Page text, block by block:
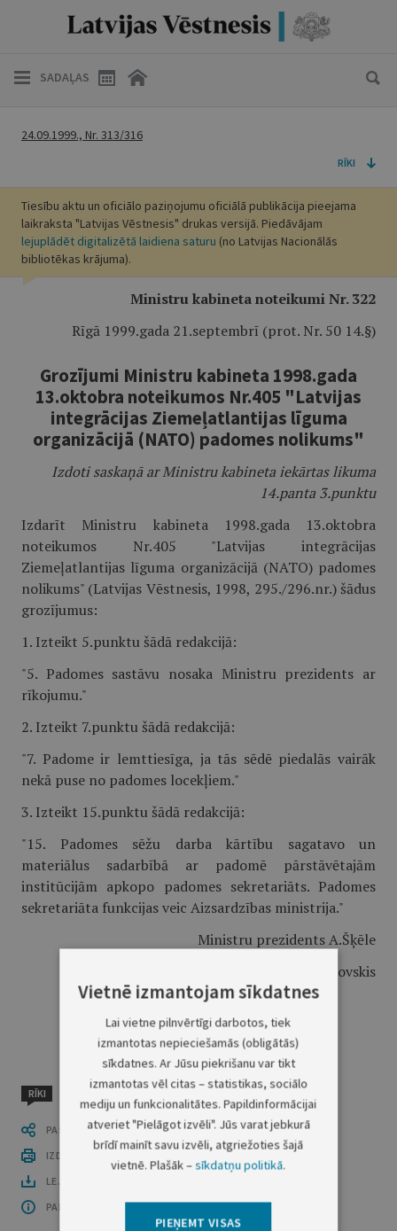
SADAĻAS
24.09.1999., Nr. 313/316
RĪKI
Tiesību aktu un oficiālo paziņojumu oficiālā publikācija pieejama
laikraksta "Latvijas Vēstnesis" drukas versijā. Piedāvājam
lejuplādēt digitalizētā laidiena saturu (no Latvijas Nacionālās
bibliotēkas krājuma).
Ministru kabineta noteikumi Nr. 322
Rīgā 1999.gada 21.septembrī (prot. Nr. 50 14.§)
Grozījumi Ministru kabineta 1998.gada
13.oktobra noteikumos Nr.405 "Latvijas
integrācijas Ziemeļatlantijas līguma
organizācijā (NATO) padomes nolikums"
Izdoti saskaņā ar Ministru kabineta iekārtas likuma
14.panta 3.punktu
Izdarīt Ministru kabineta 1998.gada 13.oktobra
noteikumos Nr.405 "Latvijas integrācijas
Ziemeļatlantijas līguma organizācijā (NATO) padomes
nolikums" (Latvijas Vēstnesis, 1998, 295./296.nr.) šādus
grozījumus:
1. Izteikt 5.punktu šādā redakcijā:
"5. Padomes sastāvu nosaka Ministru prezidents ar
rīkojumu."
2. Izteikt 7.punktu šādā redakcijā:
"7. Padome ir lemttiesīga, ja tās sēdē piedalās vairāk
nekā puse no padomes locekļiem."
3. Izteikt 15.punktu šādā redakcijā:
"15. Padomes sēžu darba kārtību sagatavo un
materiālus sadarbībā ar padomē pārstāvētajām
institūcijām apkopo padomes sekretariāts. Padomes
sekretariāta funkcijas veic Aizsardzības ministrija."
Ministru prezidents A.Šķēle
Aizsardzības ministrs Ģ.V.Kristovskis
RĪKI
PASTĀSTI CITIEM
IZDRUKĀT PUBLIKĀCIJU
LEJUPLĀDĒT LAIDIENU (PDF)
PAR OFICIĀLO IZDEVUMU
Vietnē izmantojam sīkdatnes
Lai vietne pilnvērtīgi darbotos, tiek
izmantotas nepieciešamās (obligātās)
sīkdatnes. Ar Jūsu piekrišanu var tikt
izmantotas vēl citas – statistikas, sociālo
mediju un funkcionalitātes. Papildinformācijai
atveriet "Pielāgot izvēli". Jūs varat jebkurā
brīdī mainīt savu izvēli, atgriežoties šajā
vietnē. Plašāk –sīkdatņu politikā.
PIEŅEMT VISAS